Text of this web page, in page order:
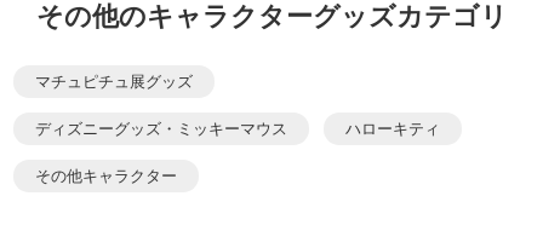
その他のキャラクターグッズカテゴリ
マチュピチュ展グッズ
ディズニーグッズ・ミッキーマウス ハローキティ
その他キャラクター